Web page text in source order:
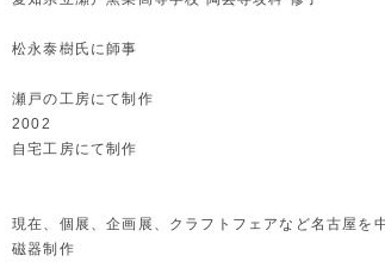
松永泰樹氏に師事
瀬戸の工房にて制作
2002
自宅工房にて制作
現在、個展、企画展、クラフトフェアなど名古屋を
磁器制作